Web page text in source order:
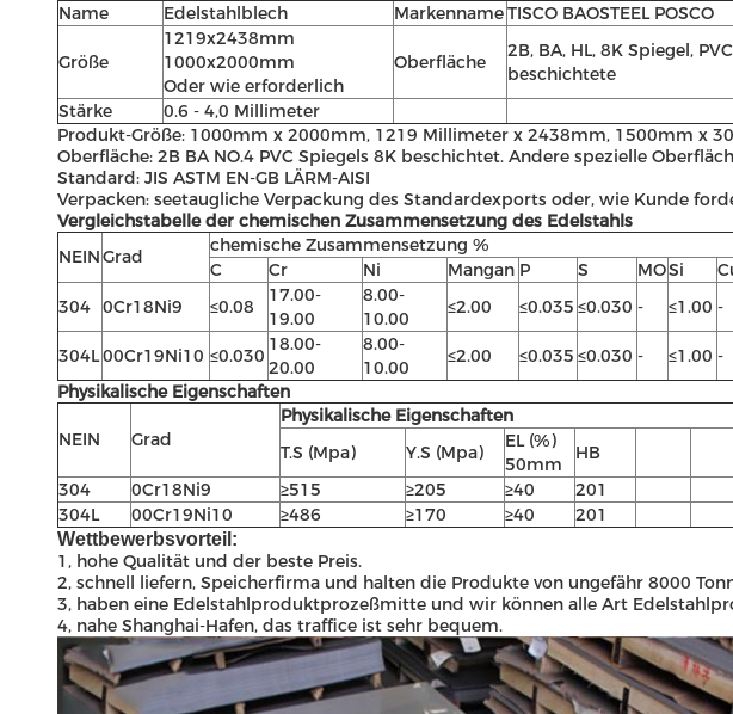
Name
Edelstahlblech MarkennameTISCO BAOSTEEL POSCO
Größe
1219x2438mm
1000x2000mm
Oder wie erforderlich
Oberfläche
2B, BA, HL, 8K Spiegel, PVC
beschichtete
Stärke
0.6 - 4,0 Millimeter
Produkt-Größe: 1000mm x 2000mm, 1219 Millimeter x 2438mm, 1500mm x
Oberfläche: 2B BA NO.4 PVC Spiegels 8K beschichtet. Andere spezielle
Standard: JIS ASTM EN-GB LÄRM-AISI
Verpacken: seetaugliche Verpackung des Standardexports oder, wie Kunde
Vergleichstabelle der chemischen Zusammensetzung des Edelstahls
NEINGrad
chemische Zusammensetzung %
C
Cr Ni Mangan P S MOSi
304 0Cr18Ni9 ≤0.08
17.00-
19.00
8.00-
10.00
≤2.00 ≤0.035 ≤0.030 - ≤1.00 -
304L00Cr19Ni10 ≤0.030
18.00-
20.00
8.00-
10.00
≤2.00 ≤0.035 ≤0.030 - ≤1.00 -
Physikalische Eigenschaften
NEIN Grad
Physikalische Eigenschaften
T.S (Mpa)
Y.S (Mpa)
EL (%)
50mm
HB
304
0Cr18Ni9 ≥515 ≥205 ≥40
201
304L
00Cr19Ni10 ≥486 ≥170 ≥40 201
Wettbewerbsvorteil:
1, hohe Qualität und der beste Preis.
2, schnell liefern, Speicherfirma und halten die Produkte von ungefähr 8000
3, haben eine Edelstahlproduktprozeßmitte und wir können alle Art
4, nahe Shanghai-Hafen, das traffice ist sehr bequem.